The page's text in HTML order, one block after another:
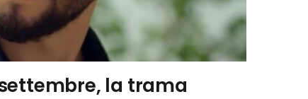
la trama